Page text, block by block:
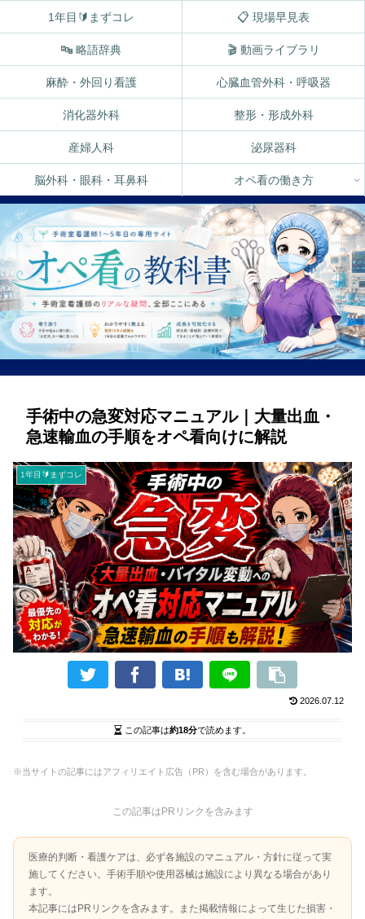
1年目🔰まずコレ 📋 現場早見表
🔤 略語辞典 🎬 動画ライブラリ
麻酔・外回り看護 心臓血管外科・呼吸器
消化器外科 整形・形成外科
産婦人科 泌尿器科
脳外科・眼科・耳鼻科 オペ看の働き方
手術中の急変対応マニュアル｜大量出血・
急速輸血の手順をオペ看向けに解説
1年目🔰まずコレ
2026.07.12
この記事は約18分で読めます。
※当サイトの記事にはアフィリエイト広告（PR）を含む場合があります。
この記事はPRリンクを含みます
医療的判断・看護ケアは、必ず各施設のマニュアル・方針に従って実
施してください。手術手順や使用器械は施設により異なる場合があり
ます。
本記事にはPRリンクを含みます。また掲載情報によって生じた損害・